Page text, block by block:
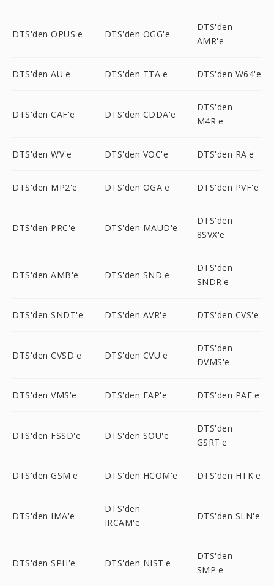
DTS'den OPUS'e DTS'den OGG'e
DTS'den
AMR'e
DTS'den AU'e DTS'den TTA'e DTS'den W64'e
DTS'den CAF'e DTS'den CDDA'e
DTS'den
M4R'e
DTS'den WV'e DTS'den VOC'e DTS'den RA'e
DTS'den MP2'e DTS'den OGA'e DTS'den PVF'e
DTS'den PRC'e DTS'den MAUD'e
DTS'den
8SVX'e
DTS'den AMB'e DTS'den SND'e
DTS'den
SNDR'e
DTS'den SNDT'e DTS'den AVR'e DTS'den CVS'e
DTS'den CVSD'e DTS'den CVU'e
DTS'den
DVMS'e
DTS'den VMS'e DTS'den FAP'e DTS'den PAF'e
DTS'den FSSD'e DTS'den SOU'e
DTS'den
GSRT'e
DTS'den GSM'e DTS'den HCOM'e DTS'den HTK'e
DTS'den IMA'e
DTS'den
IRCAM'e
DTS'den SLN'e
DTS'den SPH'e DTS'den NIST'e
DTS'den
SMP'e